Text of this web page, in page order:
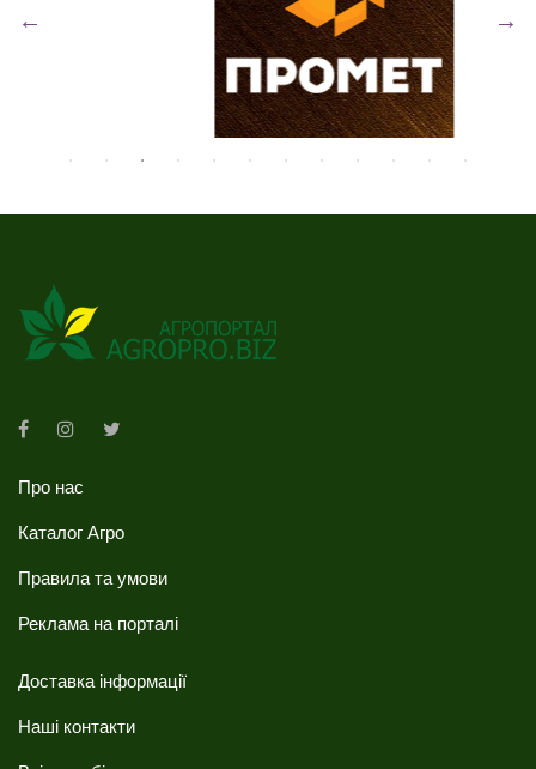
Про нас
Каталог Агро
Правила та умови
Реклама на порталі
Доставка інформації
Наші контакти